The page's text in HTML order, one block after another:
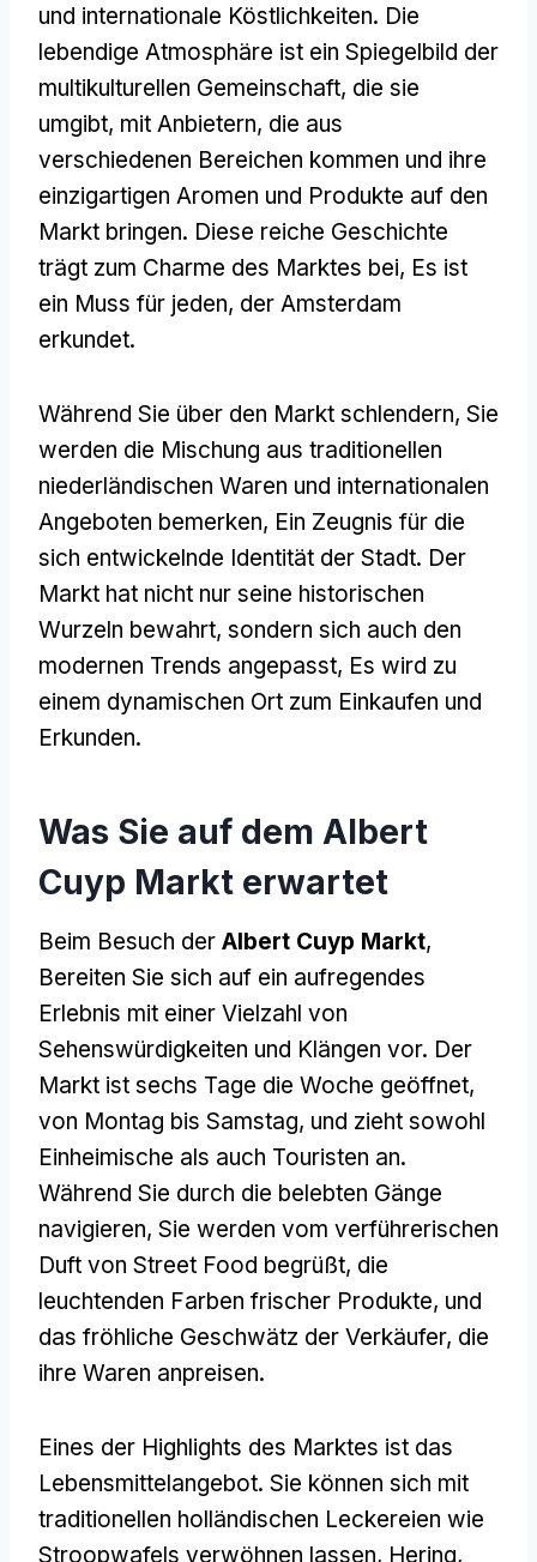
und internationale Köstlichkeiten. Die
lebendige Atmosphäre ist ein Spiegelbild der
multikulturellen Gemeinschaft, die sie
umgibt, mit Anbietern, die aus
verschiedenen Bereichen kommen und ihre
einzigartigen Aromen und Produkte auf den
Markt bringen. Diese reiche Geschichte
trägt zum Charme des Marktes bei, Es ist
ein Muss für jeden, der Amsterdam
erkundet.
Während Sie über den Markt schlendern, Sie
werden die Mischung aus traditionellen
niederländischen Waren und internationalen
Angeboten bemerken, Ein Zeugnis für die
sich entwickelnde Identität der Stadt. Der
Markt hat nicht nur seine historischen
Wurzeln bewahrt, sondern sich auch den
modernen Trends angepasst, Es wird zu
einem dynamischen Ort zum Einkaufen und
Erkunden.
Was Sie auf dem Albert
Cuyp Markt erwartet
Beim Besuch der Albert Cuyp Markt,
Bereiten Sie sich auf ein aufregendes
Erlebnis mit einer Vielzahl von
Sehenswürdigkeiten und Klängen vor. Der
Markt ist sechs Tage die Woche geöffnet,
von Montag bis Samstag, und zieht sowohl
Einheimische als auch Touristen an.
Während Sie durch die belebten Gänge
navigieren, Sie werden vom verführerischen
Duft von Street Food begrüßt, die
leuchtenden Farben frischer Produkte, und
das fröhliche Geschwätz der Verkäufer, die
ihre Waren anpreisen.
Eines der Highlights des Marktes ist das
Lebensmittelangebot. Sie können sich mit
traditionellen holländischen Leckereien wie
Stroopwafels verwöhnen lassen, Hering,